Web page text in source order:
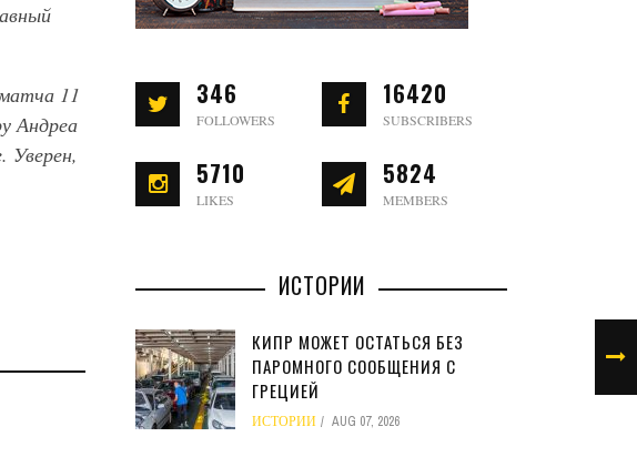
11
Андреа
Уверен,
346
FOLLOWERS
16420
SUBSCRIBERS
5710
LIKES
5824
MEMBERS
ИСТОРИИ
КИПР МОЖЕТ ОСТАТЬСЯ БЕЗ
ПАРОМНОГО СООБЩЕНИЯ С
ГРЕЦИЕЙ
ИСТОРИИ AUG 07, 2026